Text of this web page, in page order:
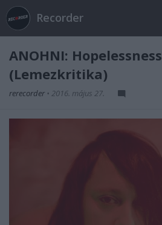
Recorder
ANOHNI: Hopelessness
(Lemezkritika)
rerecorder • 2016. május 27.